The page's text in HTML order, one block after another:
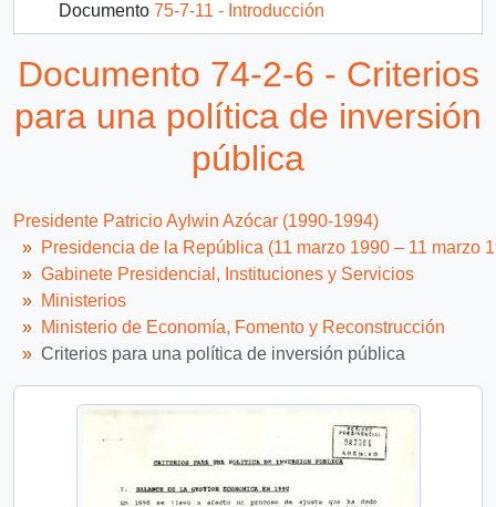
Documento 75-7-11 - Introducción
75-7-13 - Diagnostico de las principales pesquerías nacionales demersales (peces) zona sur-austral
Documento 74-2-6 - Criterios
para una política de inversión
pública
Presidente Patricio Aylwin Azócar (1990-1994)
Presidencia de la República (11 marzo 1990 – 11 marzo
Gabinete Presidencial, Instituciones y Servicios
Ministerios
Ministerio de Economía, Fomento y Reconstrucción
Criterios para una política de inversión pública